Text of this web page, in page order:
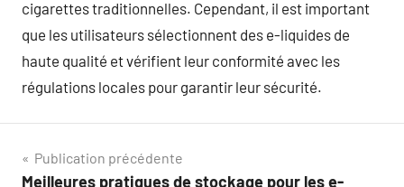
cigarettes traditionnelles. Cependant, il est important
que les utilisateurs sélectionnent des e-liquides de
haute qualité et vérifient leur conformité avec les
régulations locales pour garantir leur sécurité.
Navigation
Publication précédente
Meilleures pratiques de stockage pour les e-